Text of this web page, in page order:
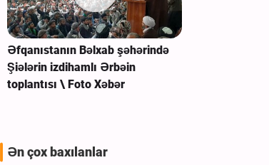
Əfqanıstanın Bəlxab şəhərində
Şiələrin izdihamlı Ərbəin
toplantısı \ Foto Xəbər
Ən çox baxılanlar